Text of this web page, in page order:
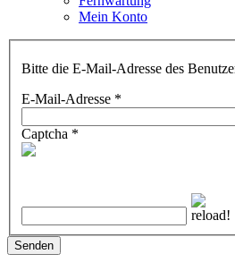
Mein Konto
Bitte die E-Mail-Adresse des
E-Mail-Adresse *
Captcha *
Senden